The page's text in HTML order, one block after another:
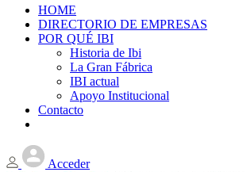
HOME
DIRECTORIO DE EMPRESAS
POR QUÉ IBI
Historia de Ibi
La Gran Fábrica
IBI actual
Apoyo Institucional
Contacto
Acceder